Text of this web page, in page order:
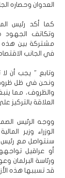
العدوان وحصاره
كما أكد رئيس
وتكاتف
مشتركة بين هذه
في الجانب
وتابع " يجب أن
ونحن في ظل ظروف
والظروف، مما
العلاقة بالتركيز
ووجه الرئيس
الوزراء وزير
سنتواصل مع رئيس
أو عراقيل
ورئاسة البرلمان
قد تسببها هذه